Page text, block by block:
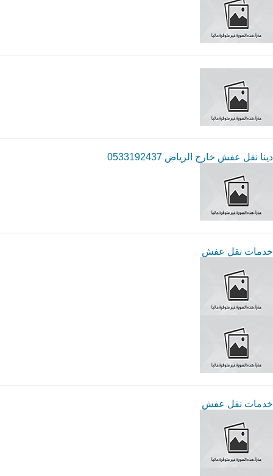
دينا نقل عفش خارج الرياض 0533192437
خدمات نقل عفش
خدمات نقل عفش